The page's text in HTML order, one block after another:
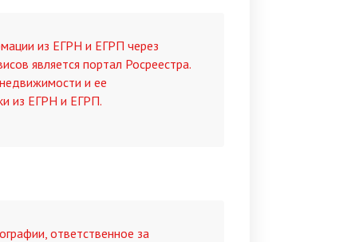
из ЕГРН и ЕГРП через
является портал Росреестра.
и ее
из ЕГРН и ЕГРП.
ответственное за